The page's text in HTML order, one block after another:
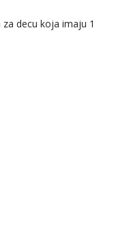
decu koja imaju 1